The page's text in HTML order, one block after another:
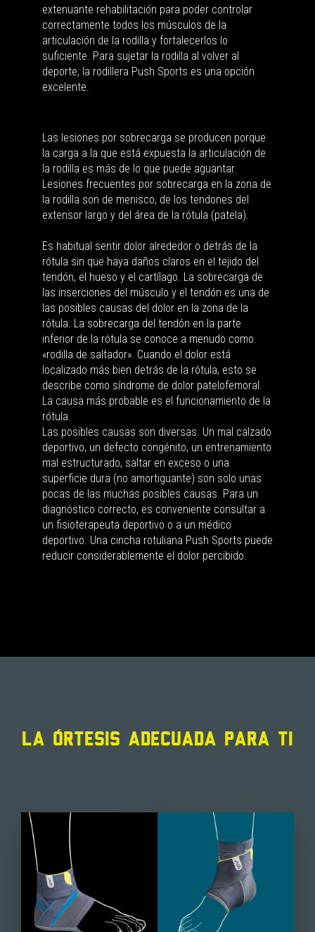
extenuante rehabilitación para poder controlar
correctamente todos los músculos de la
articulación de la rodilla y fortalecerlos lo
suficiente. Para sujetar la rodilla al volver al
deporte, la rodillera Push Sports es una opción
excelente.
Las lesiones por sobrecarga se producen porque
la carga a la que está expuesta la articulación de
la rodilla es más de lo que puede aguantar.
Lesiones frecuentes por sobrecarga en la zona de
la rodilla son de menisco, de los tendones del
extensor largo y del área de la rótula (patela).
Es habitual sentir dolor alrededor o detrás de la
rótula sin que haya daños claros en el tejido del
tendón, el hueso y el cartílago. La sobrecarga de
las inserciones del músculo y el tendón es una de
las posibles causas del dolor en la zona de la
rótula. La sobrecarga del tendón en la parte
inferior de la rótula se conoce a menudo como
«rodilla de saltador». Cuando el dolor está
localizado más bien detrás de la rótula, esto se
describe como síndrome de dolor patelofemoral.
La causa más probable es el funcionamiento de la
rótula.
Las posibles causas son diversas. Un mal calzado
deportivo, un defecto congénito, un entrenamiento
mal estructurado, saltar en exceso o una
superficie dura (no amortiguante) son solo unas
pocas de las muchas posibles causas. Para un
diagnóstico correcto, es conveniente consultar a
un fisioterapeuta deportivo o a un médico
deportivo. Una cincha rotuliana Push Sports puede
reducir considerablemente el dolor percibido.
LA ÓRTESIS ADECUADA PARA TI